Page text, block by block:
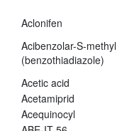
Aclonifen
Acibenzolar-S-methyl
(benzothiadiazole)
Acetic acid
Acetamiprid
Acequinocyl